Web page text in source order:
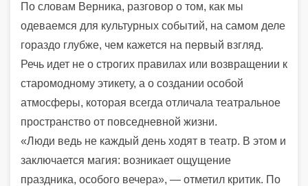
По словам Верника, разговор о том, как мы
одеваемся для культурных событий, на самом деле
гораздо глубже, чем кажется на первый взгляд.
Речь идет не о строгих правилах или возвращении к
старомодному этикету, а о создании особой
атмосферы, которая всегда отличала театральное
пространство от повседневной жизни.
«Люди ведь не каждый день ходят в театр. В этом и
заключается магия: возникает ощущение
праздника, особого вечера», — отметил критик. По